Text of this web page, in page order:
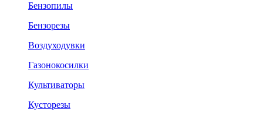
Бензопилы
Бензорезы
Воздуходувки
Газонокосилки
Культиваторы
Кусторезы